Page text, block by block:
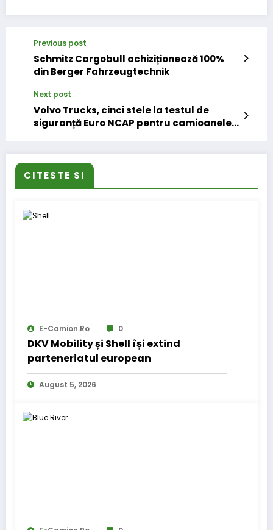
Previous post
Schmitz Cargobull achiziționează 100%
din Berger Fahrzeugtechnik
Next post
Volvo Trucks, cinci stele la testul de
siguranță Euro NCAP pentru camioanele
CITESTE SI
E-Camion.ro 0
DKV Mobility și Shell își extind
parteneriatul european
August 5, 2026